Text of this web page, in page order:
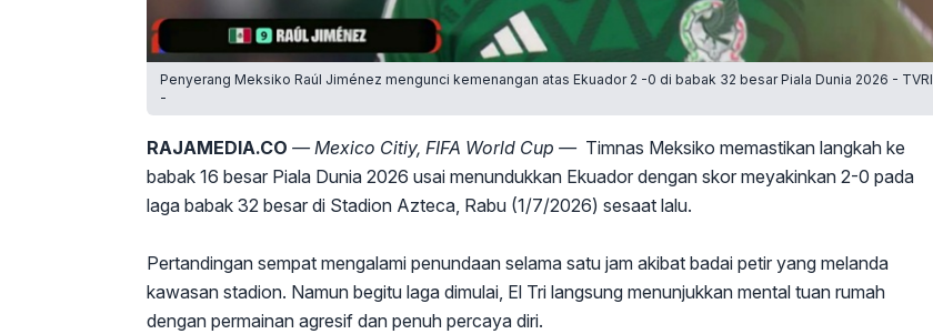
Penyerang Meksiko Raúl Jiménez mengunci kemenangan atas Ekuador 2 -0 di babak 32 besar Piala Dunia 2026 - TVRI
-
RAJAMEDIA.CO — Mexico Citiy, FIFA World Cup — Timnas Meksiko memastikan langkah ke
babak 16 besar Piala Dunia 2026 usai menundukkan Ekuador dengan skor meyakinkan 2-0 pada
laga babak 32 besar di Stadion Azteca, Rabu (1/7/2026) sesaat lalu.
Pertandingan sempat mengalami penundaan selama satu jam akibat badai petir yang melanda
kawasan stadion. Namun begitu laga dimulai, El Tri langsung menunjukkan mental tuan rumah
dengan permainan agresif dan penuh percaya diri.